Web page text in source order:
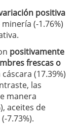
positiva
(-1.76%)
positivamente
frescas o
(17.39%)
las
manera
aceites de
7.73%).